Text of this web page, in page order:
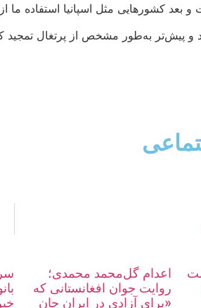
کشورهایی مثل اسپانیا استفاده
و پیش‌تر به‌طور مشخص از پرتغال تمجید
اعدام گل‌محمد محمدی؛
روایت جوان افغانستانی که
«برای آزادی در ایران جان